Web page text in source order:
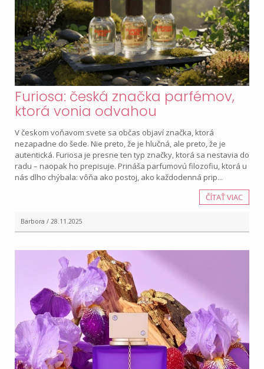
Furiosa: česká značka parfémov,
ktorá vonia odvahou
V českom voňavom svete sa občas objaví značka, ktorá
nezapadne do šede. Nie preto, že je hlučná, ale preto, že je
autentická. Furiosa je presne ten typ značky, ktorá sa nestavia do
radu – naopak ho prepisuje. Prináša parfumovú filozofiu, ktorá u
nás dlho chýbala: vôňa ako postoj, ako každodenná prip...
ČÍTAŤ VIAC
Barbora / 28.11.2025